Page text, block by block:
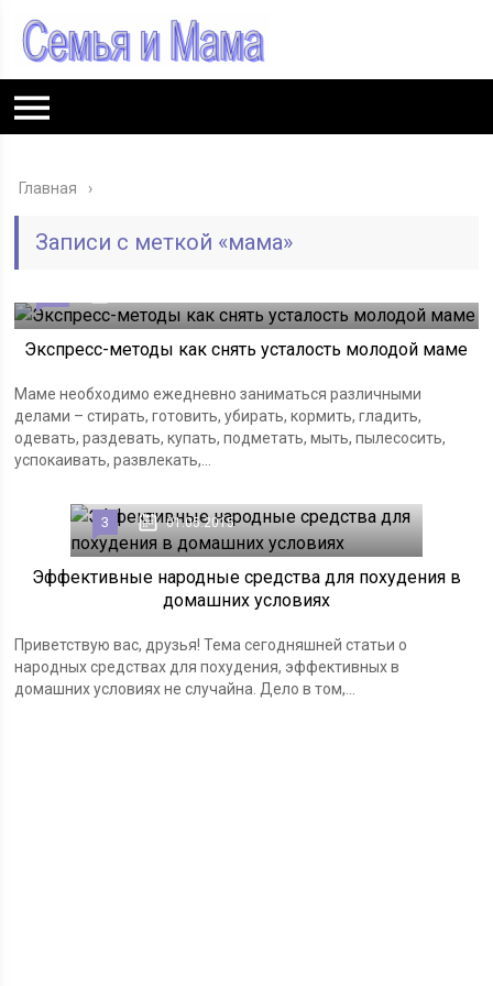
Главная
Записи с меткой «мама»
Экспресс-методы как снять усталость молодой маме
Маме необходимо ежедневно заниматься различными
делами – стирать, готовить, убирать, кормить, гладить,
одевать, раздевать, купать, подметать, мыть, пылесосить,
успокаивать, развлекать,...
3 01.05.2015
Эффективные народные средства для похудения в
домашних условиях
Приветствую вас, друзья! Тема сегодняшней статьи о
народных средствах для похудения, эффективных в
домашних условиях не случайна. Дело в том,...